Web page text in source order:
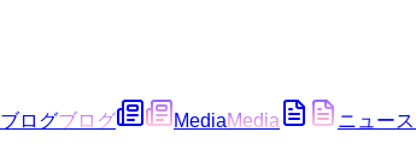
ブログブログ MediaMedia ニュース